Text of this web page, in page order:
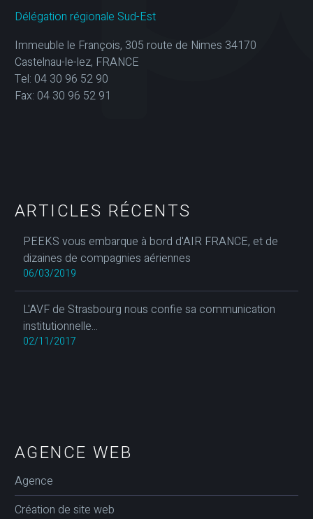
Délégation régionale Sud-Est
Immeuble le François, 305 route de Nimes 34170
Castelnau-le-lez, FRANCE
Tel: 04 30 96 52 90
Fax: 04 30 96 52 91
ARTICLES RÉCENTS
PEEKS vous embarque à bord d'AIR FRANCE, et de
dizaines de compagnies aériennes
06/03/2019
L'AVF de Strasbourg nous confie sa communication
institutionnelle...
02/11/2017
AGENCE WEB
Agence
Création de site web